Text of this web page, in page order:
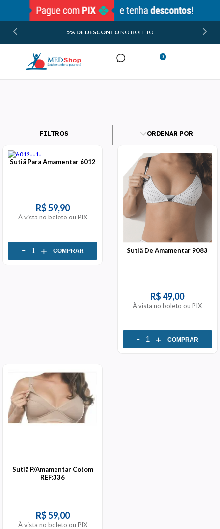
5% DE DESCONTONO BOLETO
0
FILTROS ORDENAR POR
Sutiã Para Amamentar 6012
R$ 59,90
À vista no boleto ou PIX
- + COMPRAR Sutiã De Amamentar 9083
R$ 49,00
À vista no boleto ou PIX
- + COMPRAR
Sutiã P/Amamentar Cotom
REF:336
R$ 59,00
À vista no boleto ou PIX